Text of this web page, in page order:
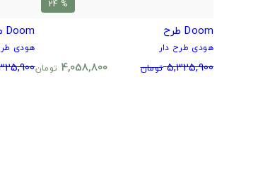
% 24
Doom طرح
هودی طرح دار
5,325,900 تومان 4,058,800 تومان
Doom طرح
هودی